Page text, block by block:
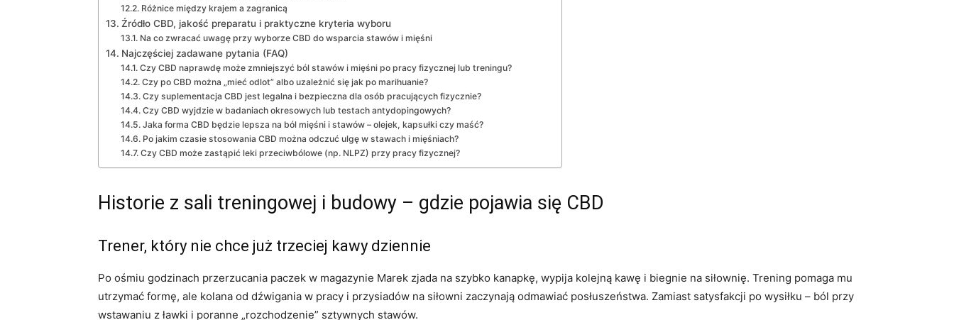
Różnice między krajem a zagranicą
Źródło CBD, jakość preparatu i praktyczne kryteria wyboru
Na co zwracać uwagę przy wyborze CBD do wsparcia stawów i mięśni
Najczęściej zadawane pytania (FAQ)
Czy CBD naprawdę może zmniejszyć ból stawów i mięśni po pracy fizycznej lub treningu?
Czy po CBD można „mieć odlot” albo uzależnić się jak po marihuanie?
Czy suplementacja CBD jest legalna i bezpieczna dla osób pracujących fizycznie?
Czy CBD wyjdzie w badaniach okresowych lub testach antydopingowych?
Jaka forma CBD będzie lepsza na ból mięśni i stawów – olejek, kapsułki czy maść?
Po jakim czasie stosowania CBD można odczuć ulgę w stawach i mięśniach?
Czy CBD może zastąpić leki przeciwbólowe (np. NLPZ) przy pracy fizycznej?
Historie z sali treningowej i budowy – gdzie pojawia się CBD
Trener, który nie chce już trzeciej kawy dziennie
Po ośmiu godzinach przerzucania paczek w magazynie Marek zjada na szybko kanapkę, wypija kolejną kawę i biegnie na siłownię. Trening pomaga mu
utrzymać formę, ale kolana od dźwigania w pracy i przysiadów na siłowni zaczynają odmawiać posłuszeństwa. Zamiast satysfakcji po wysiłku – ból przy
wstawaniu z ławki i poranne „rozchodzenie” sztywnych stawów.